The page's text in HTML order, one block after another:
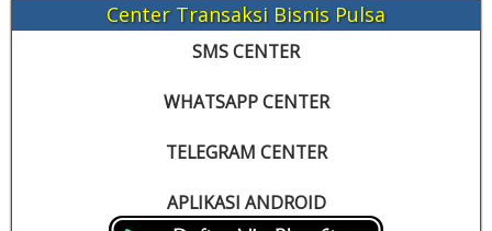
Center Transaksi Bisnis Pulsa
SMS CENTER
WHATSAPP CENTER
TELEGRAM CENTER
APLIKASI ANDROID